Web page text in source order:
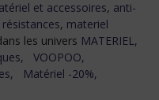
et accessoires, anti-
résistances, materiel
les univers MATERIEL,
VOOPOO,
Matériel -20%,